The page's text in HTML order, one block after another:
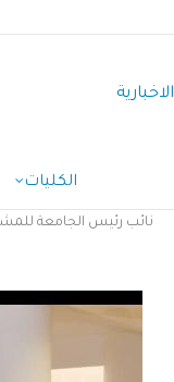
الاخبارية
الكليات
نائب رئيس الجامعة